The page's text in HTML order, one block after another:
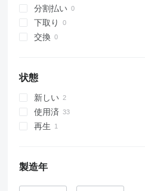
分割払い
下取り
交換
状態
新しい
使用済
再生
製造年